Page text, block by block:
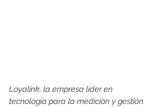
Loyalink, la empresa líder en
tecnología para la medición y gestión